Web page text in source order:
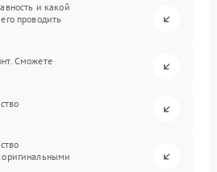
и какой
проводить
Сможете
оригинальными